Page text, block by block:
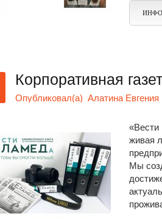
Корпоративная
Опубликовал(а) Алатина
«Вести
живая
Мы